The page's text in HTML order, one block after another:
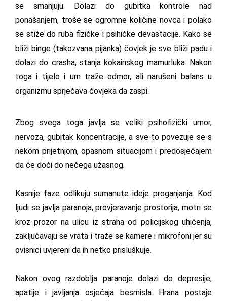
se smanjuju. Dolazi do gubitka kontrole nad
ponašanjem, troše se ogromne količine novca i polako
se stiže do ruba fizičke i psihičke devastacije. Kako se
bliži binge (takozvana pijanka) čovjek je sve bliži padu i
dolazi do crasha, stanja kokainskog mamurluka. Nakon
toga i tijelo i um traže odmor, ali narušeni balans u
organizmu sprječava čovjeka da zaspi.
Zbog svega toga javlja se veliki psihofizički umor,
nervoza, gubitak koncentracije, a sve to povezuje se s
nekom prijetnjom, opasnom situacijom i predosjećajem
da će doći do nečega užasnog.
Kasnije faze odlikuju sumanute ideje proganjanja. Kod
ljudi se javlja paranoja, provjeravanje prostorija, motri se
kroz prozor na ulicu iz straha od policijskog uhićenja,
zaključavaju se vrata i traže se kamere i mikrofoni jer su
ovisnici uvjereni da ih netko prisluškuje.
Nakon ovog razdoblja paranoje dolazi do depresije,
apatije i javljanja osjećaja besmisla. Hrana postaje